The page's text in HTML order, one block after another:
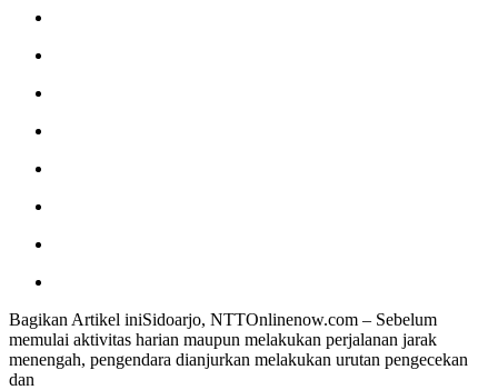
Bagikan Artikel iniSidoarjo, NTTOnlinenow.com – Sebelum
memulai aktivitas harian maupun melakukan perjalanan jarak
menengah, pengendara dianjurkan melakukan urutan pengecekan
dan